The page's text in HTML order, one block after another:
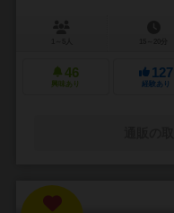
46
興味あり
127
経験あり